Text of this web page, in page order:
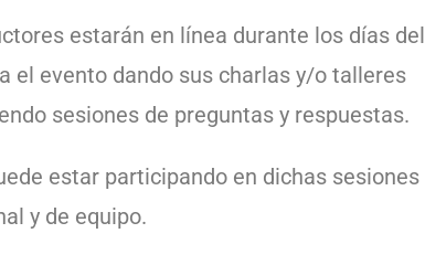
estarán en línea durante los días del
el evento dando sus charlas y/o talleres
sesiones de preguntas y respuestas.
estar participando en dichas sesiones
y de equipo.